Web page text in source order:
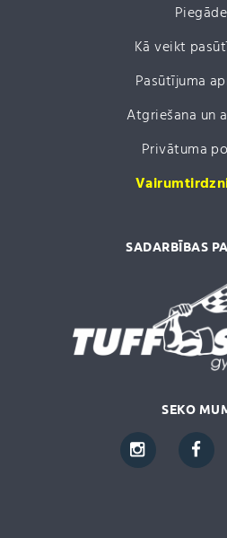
Piegāde
Kā veikt
Pasūtījuma
Atgriešana un
Privātuma
SADARBĪBAS
SEKO